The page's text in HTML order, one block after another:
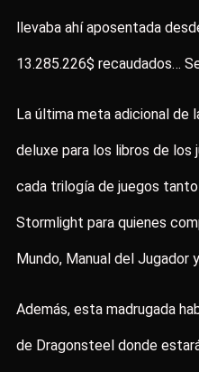
llevaba ahí aposentada
13.285.226$ recaudados…
La última meta adicional de
deluxe para los libros de los
cada trilogía de juegos
Stormlight para quienes
Mundo, Manual del Jugador
Además, esta madrugada
de Dragonsteel donde